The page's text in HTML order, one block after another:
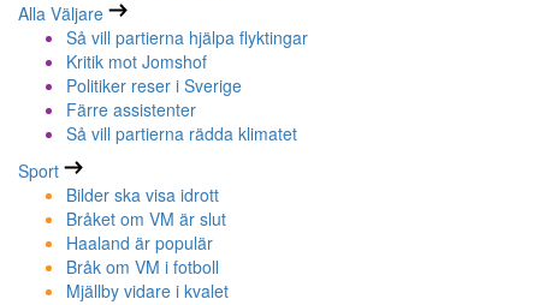
Alla Väljare
Så vill partierna hjälpa flyktingar
Kritik mot Jomshof
Politiker reser i Sverige
Färre assistenter
Så vill partierna rädda klimatet
Sport
Bilder ska visa idrott
Bråket om VM är slut
Haaland är populär
Bråk om VM i fotboll
Mjällby vidare i kvalet